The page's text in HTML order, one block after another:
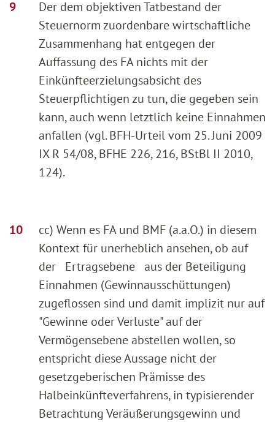
Der dem objektiven Tatbestand der
Steuernorm zuordenbare wirtschaftliche
Zusammenhang hat entgegen der
Auffassung des FA nichts mit der
Einkünfteerzielungsabsicht des
Steuerpflichtigen zu tun, die gegeben sein
kann, auch wenn letztlich keine Einnahmen
anfallen (vgl. BFH-Urteil vom 25. Juni 2009
IX R 54/08, BFHE 226, 216, BStBl II 2010,
124).
cc) Wenn es FA und BMF (a.a.O.) in diesem
Kontext für unerheblich ansehen, ob auf
der Ertragsebene aus der Beteiligung
Einnahmen (Gewinnausschüttungen)
zugeflossen sind und damit implizit nur auf
"Gewinne oder Verluste" auf der
Vermögensebene abstellen wollen, so
entspricht diese Aussage nicht der
gesetzgeberischen Prämisse des
Halbeinkünfteverfahrens, in typisierender
Betrachtung Veräußerungsgewinn und